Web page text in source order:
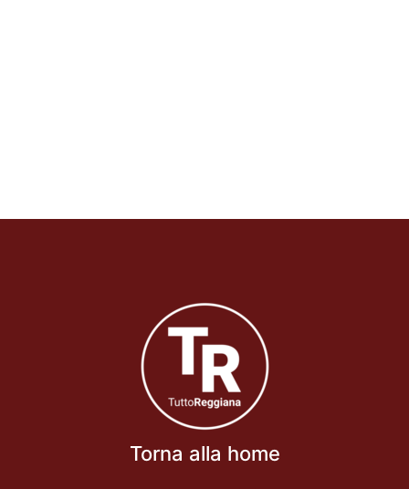
Torna alla home